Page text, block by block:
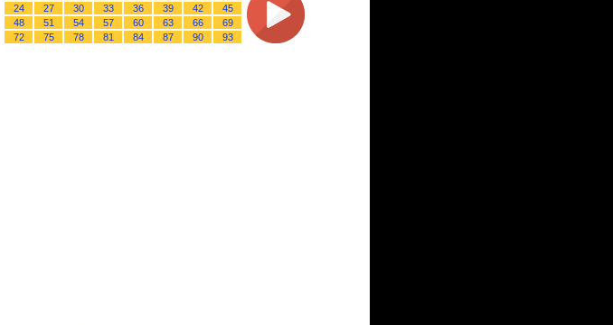
24
27 30 33 36 39 42
45
48
51 54 57 60 63 66
69
72
75 78 81 84 87 90 93